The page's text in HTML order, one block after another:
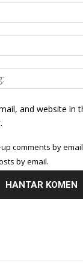
and website in
comments by
by email.